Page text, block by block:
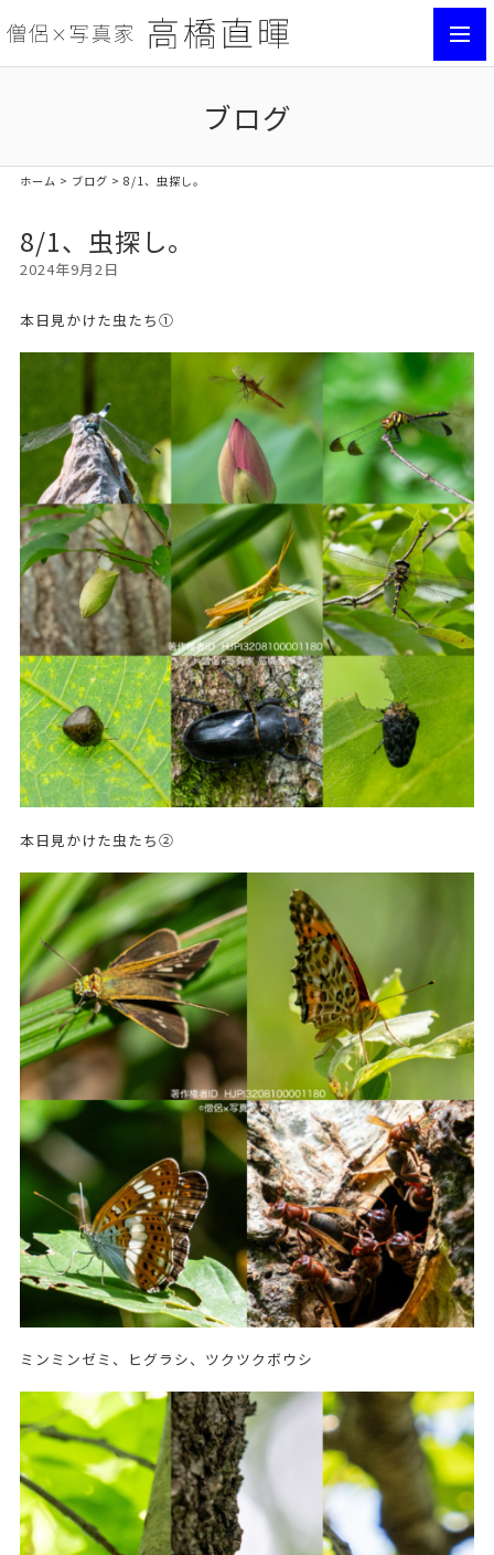
ブログ
ホーム > ブログ > 8/1、虫探し。
8/1、虫探し。
2024年9月2日
本日見かけた虫たち①
本日見かけた虫たち②
ミンミンゼミ、ヒグラシ、ツクツクボウシ